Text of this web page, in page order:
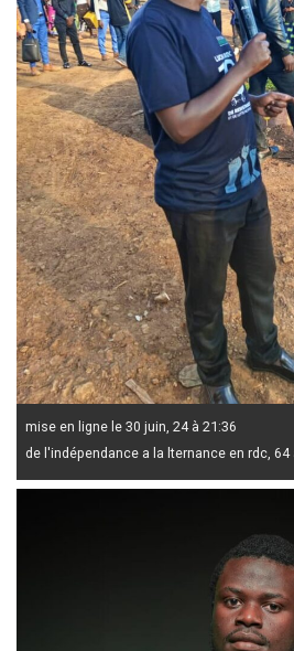
mise en ligne le 30 juin, 24 à 21:36
de l'indépendance a la lternance en rdc, 64